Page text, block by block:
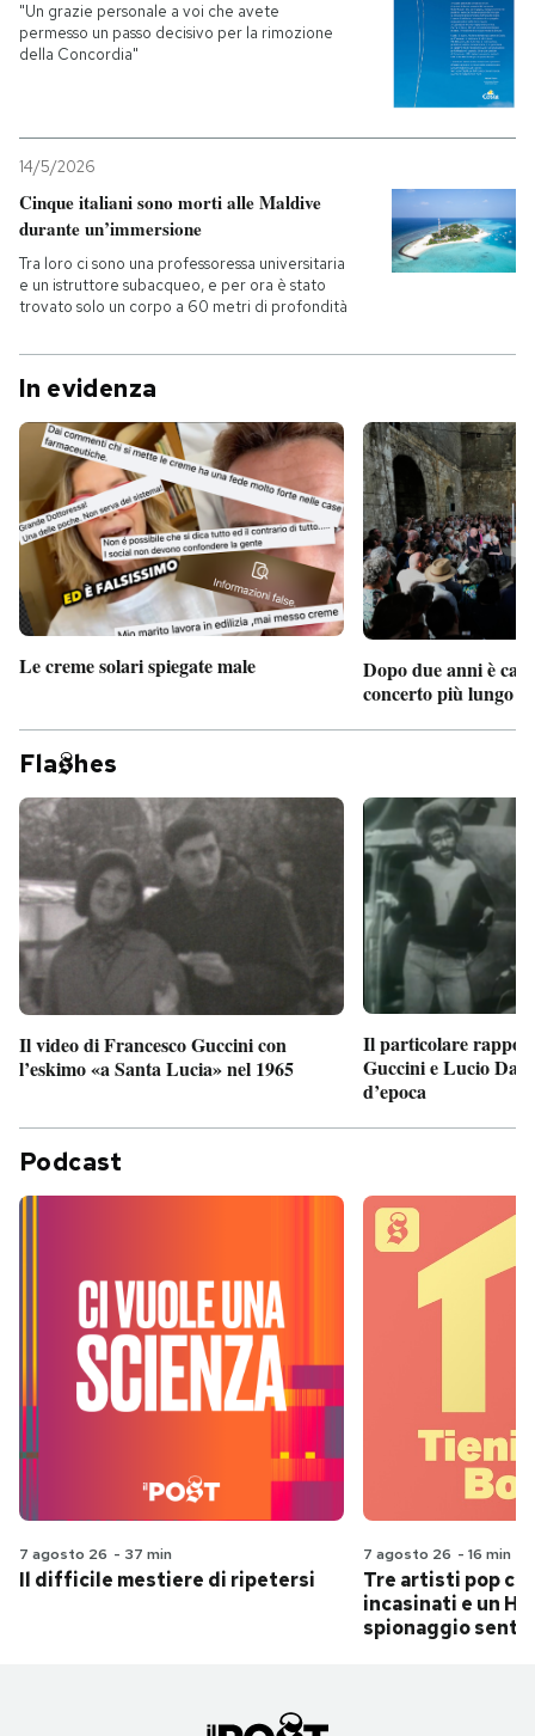
"Un grazie personale a voi che avete
permesso un passo decisivo per la rimozione
della Concordia"
14/5/2026
Cinque italiani sono morti alle Maldive
durante un’immersione
Tra loro ci sono una professoressa universitaria
e un istruttore subacqueo, e per ora è stato
trovato solo un corpo a 60 metri di profondità
In evidenza
Le creme solari spiegate male
Dopo due anni è
concerto più lungo
Fla hes
Il video di Francesco Guccini con
l’eskimo «a Santa Lucia» nel 1965
Il particolare
Guccini e Lucio
d’epoca
Podcast
7 agosto 26 - 37 min
Il difficile mestiere di ripetersi
7 agosto 26 - 16 min
Tre artisti pop
incasinati e un
spionaggio